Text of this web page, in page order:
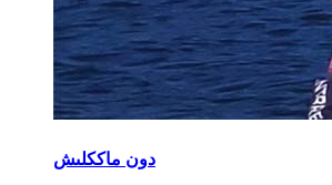
دون ماككلىش